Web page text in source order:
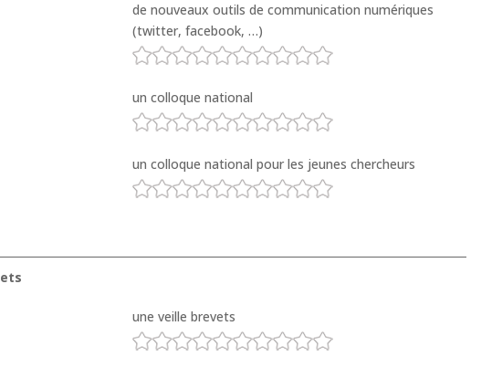
de nouveaux outils de communication numériques
(twitter, facebook, …)
un colloque national
un colloque national pour les jeunes chercheurs
une veille brevets